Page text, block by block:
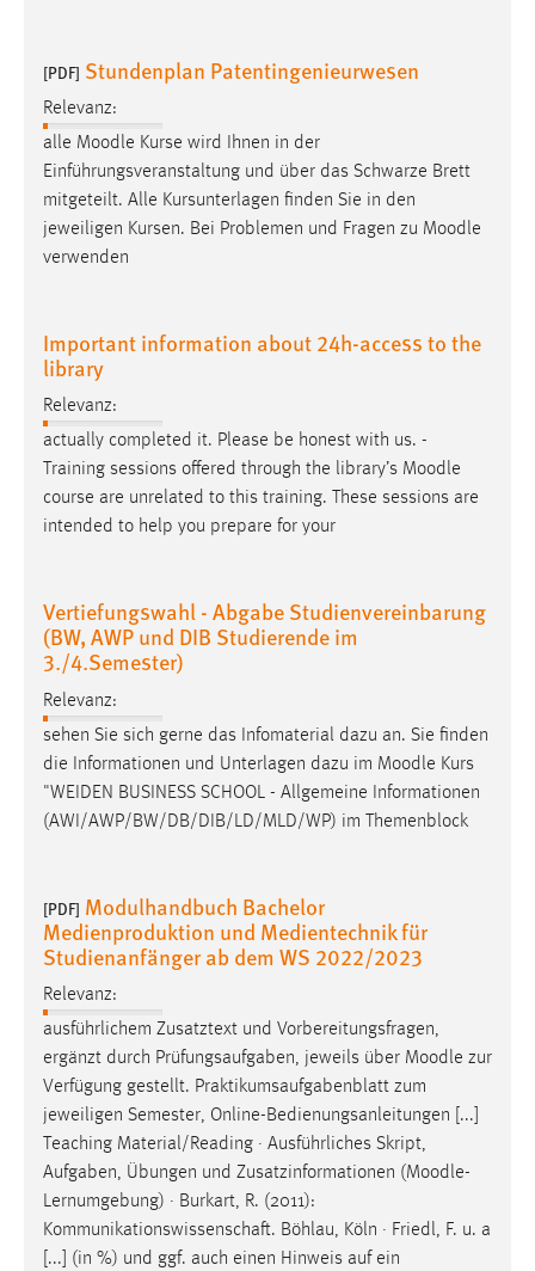
[PDF] Stundenplan Patentingenieurwesen
Relevanz:
alle Moodle Kurse wird Ihnen in der
Einführungsveranstaltung und über das Schwarze Brett
mitgeteilt. Alle Kursunterlagen finden Sie in den
jeweiligen Kursen. Bei Problemen und Fragen zu Moodle
verwenden
Important information about 24h-access to the
library
Relevanz:
actually completed it. Please be honest with us. -
Training sessions offered through the library’s Moodle
course are unrelated to this training. These sessions are
intended to help you prepare for your
Vertiefungswahl - Abgabe Studienvereinbarung
(BW, AWP und DIB Studierende im
3./4.Semester)
Relevanz:
sehen Sie sich gerne das Infomaterial dazu an. Sie finden
die Informationen und Unterlagen dazu im Moodle Kurs
"WEIDEN BUSINESS SCHOOL - Allgemeine Informationen
(AWI/AWP/BW/DB/DIB/LD/MLD/WP) im Themenblock
[PDF] Modulhandbuch Bachelor
Medienproduktion und Medientechnik für
Studienanfänger ab dem WS 2022/2023
Relevanz:
ausführlichem Zusatztext und Vorbereitungsfragen,
ergänzt durch Prüfungsaufgaben, jeweils über Moodle zur
Verfügung gestellt. Praktikumsaufgabenblatt zum
jeweiligen Semester, Online-Bedienungsanleitungen [...]
Teaching Material/Reading · Ausführliches Skript,
Aufgaben, Übungen und Zusatzinformationen (Moodle-
Lernumgebung) · Burkart, R. (2011):
Kommunikationswissenschaft. Böhlau, Köln · Friedl, F. u. a
[...] (in %) und ggf. auch einen Hinweis auf ein
Cookie Laufzeit:
Facebook Pixel
Name:
_fbp
Zweck:
Conversion-Tracking
Cookie Laufzeit:
3 Monate
Plattformen anzeigen zu können, werden von diesen
externen Medien Cookies gesetzt.
YouTube
Vimeo